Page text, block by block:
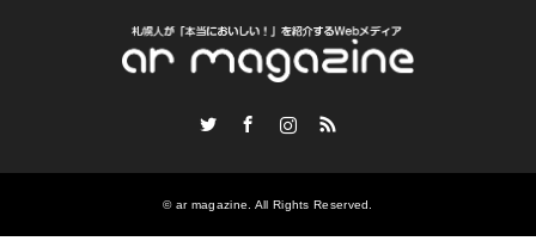
InstagramRSS
© ar magazine . All Rights Reserved.